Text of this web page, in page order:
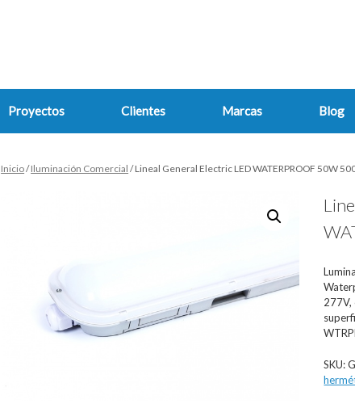
Proyectos Clientes Marcas Blog
Inicio/Iluminación Comercial / Lineal General Electric LED WATERPROOF 50W
277V,
SKU: